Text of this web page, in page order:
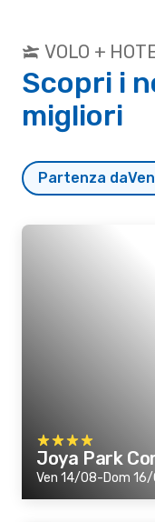
VOLO +
Scopri i
migliori
Partenza da
Joya Park
Ven 14/08-Dom